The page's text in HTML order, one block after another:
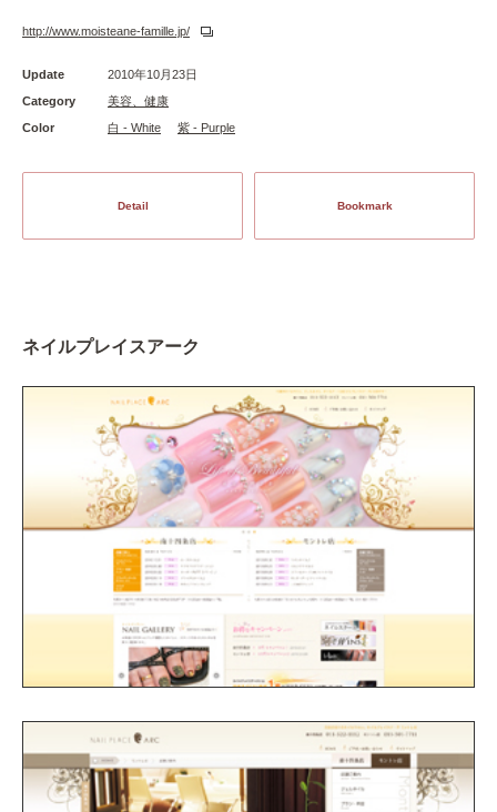
http://www.moisteane-famille.jp/
Update
2010年10月23日
Category
美容、健康
Color
白 - White 紫 - Purple
Detail Bookmark
ネイルプレイスアーク